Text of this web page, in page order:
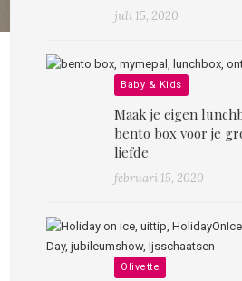
juli 15, 2020
Baby & Kids
Maak je eigen
bento box voor je
liefde
februari 15, 2020
Olivette